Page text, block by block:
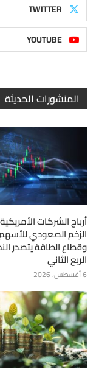
TWITTER
YOUTUBE
المنشورات الحديثة
أرباح الشركات
الزخم الصعودي
وقطاع الطاقة يتصدر
الربع الثاني
6 أغسطس، 2026